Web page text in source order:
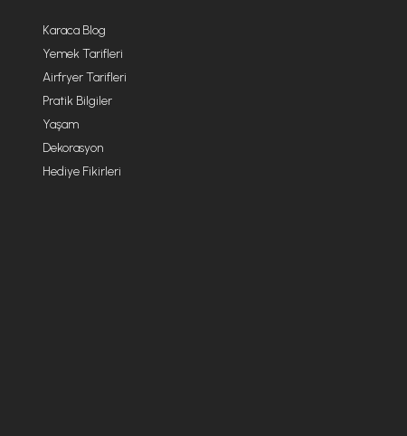
Karaca Blog
Yemek Tarifleri
Airfryer Tarifleri
Pratik Bilgiler
Yaşam
Dekorasyon
Hediye Fikirleri